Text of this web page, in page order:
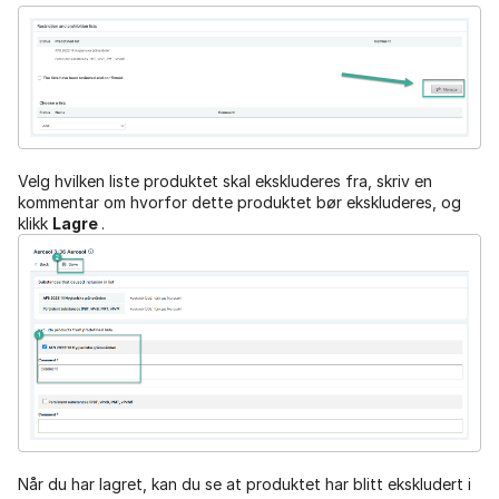
Velg hvilken liste produktet skal ekskluderes fra, skriv en
kommentar om hvorfor dette produktet bør ekskluderes, og
klikk Lagre .
Når du har lagret, kan du se at produktet har blitt ekskludert i